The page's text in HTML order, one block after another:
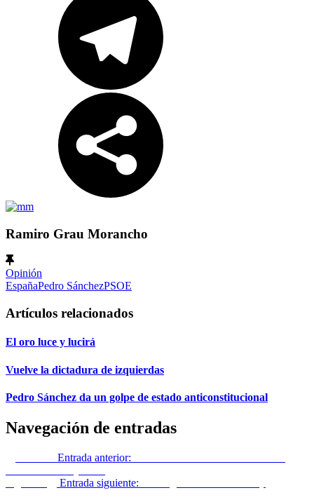
Ramiro Grau Morancho
Opinión
EspañaPedro SánchezPSOE
Artículos relacionados
El oro luce y lucirá
Vuelve la dictadura de izquierdas
Pedro Sánchez da un golpe de estado anticonstitucional
Navegación de entradas
Entrada anterior:
Entrada siguiente: